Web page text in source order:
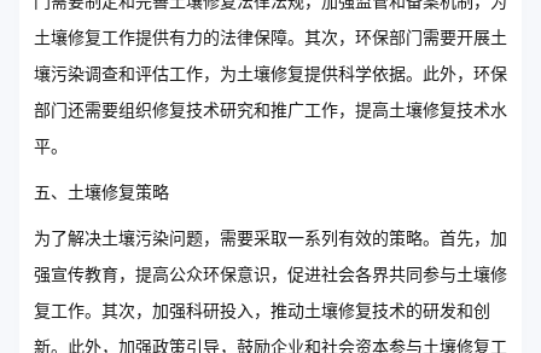
土壤修复工作提供有力的法律保障。其次，环保部门需要开展土
壤污染调查和评估工作，为土壤修复提供科学依据。此外，环保
部门还需要组织修复技术研究和推广工作，提高土壤修复技术水
平。
五、土壤修复策略
为了解决土壤污染问题，需要采取一系列有效的策略。首先，加
强宣传教育，提高公众环保意识，促进社会各界共同参与土壤修
复工作。其次，加强科研投入，推动土壤修复技术的研发和创
新。此外，加强政策引导，鼓励企业和社会资本参与土壤修复工